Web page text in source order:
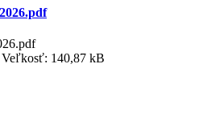
Veľkosť: 140,87 kB